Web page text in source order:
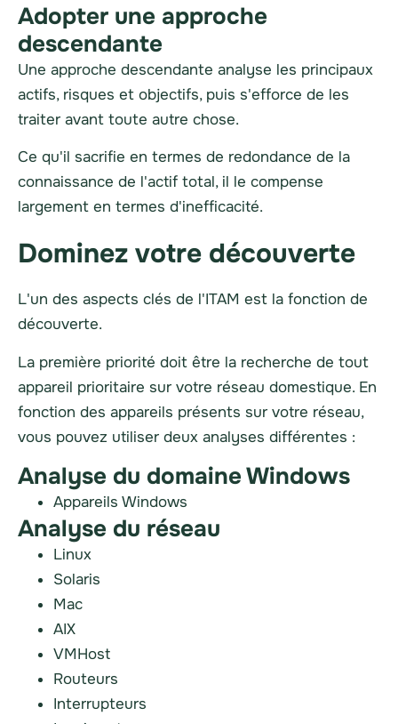
Adopter une approche
descendante
Une approche descendante analyse les principaux
actifs, risques et objectifs, puis s'efforce de les
traiter avant toute autre chose.
Ce qu'il sacrifie en termes de redondance de la
connaissance de l'actif total, il le compense
largement en termes d'inefficacité.
Dominez votre découverte
L'un des aspects clés de l'ITAM est la fonction de
découverte.
La première priorité doit être la recherche de tout
appareil prioritaire sur votre réseau domestique. En
fonction des appareils présents sur votre réseau,
vous pouvez utiliser deux analyses différentes :
Analyse du domaine Windows
Appareils Windows
Analyse du réseau
Linux
Solaris
Mac
AIX
VMHost
Routeurs
Interrupteurs